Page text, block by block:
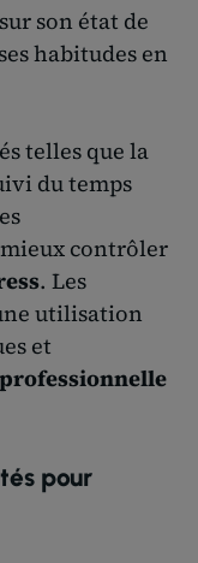
son état de
habitudes en
telles que la
du temps
contrôler
. Les
utilisation
et
pour